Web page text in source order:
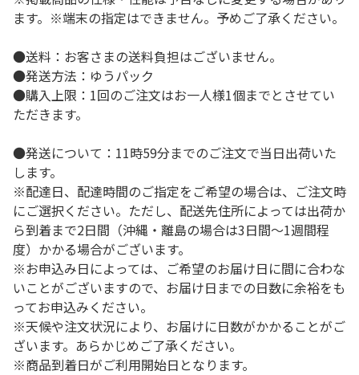
ます。※端末の指定はできません。予めご了承ください。
●送料：お客さまの送料負担はございません。
●発送方法：ゆうパック
●購入上限：1回のご注文はお一人様1個までとさせてい
ただきます。
●発送について：11時59分までのご注文で当日出荷いた
します。
※配達日、配達時間のご指定をご希望の場合は、ご注文時
にご選択ください。ただし、配送先住所によっては出荷か
ら到着まで2日間（沖縄・離島の場合は3日間～1週間程
度）かかる場合がございます。
※お申込み日によっては、ご希望のお届け日に間に合わな
いことがございますので、お届け日までの日数に余裕をも
ってお申込みください。
※天候や注文状況により、お届けに日数がかかることがご
ざいます。あらかじめご了承ください。
※商品到着日がご利用開始日となります。